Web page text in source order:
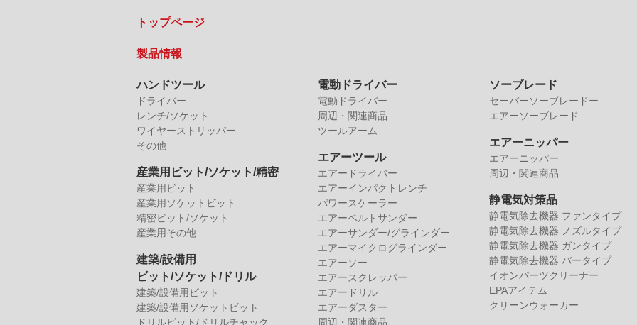
トップページ
製品情報
ハンドツール
ドライバー
レンチ/ソケット
ワイヤーストリッパー
その他
産業用ビット/ソケット/精密
産業用ビット
産業用ソケットビット
精密ビット/ソケット
産業用その他
建築/設備用
ビット/ソケット/ドリル
建築/設備用ビット
建築/設備用ソケットビット
ドリルビット/ドリルチャック
電動ドライバー
電動ドライバー
周辺・関連商品
ツールアーム
エアーツール
エアードライバー
エアーインパクトレンチ
パワースケーラー
エアーベルトサンダー
エアーサンダー/グラインダー
エアーマイクログラインダー
エアーソー
エアースクレッパー
エアードリル
エアーダスター
周辺・関連商品
ソーブレード
セーバーソーブレードー
エアーソーブレード
エアーニッパー
エアーニッパー
周辺・関連商品
静電気対策品
静電気除去機器 ファンタイプ
静電気除去機器 ノズルタイプ
静電気除去機器 ガンタイプ
静電気除去機器 バータイプ
イオンパーツクリーナー
EPAアイテム
クリーンウォーカー